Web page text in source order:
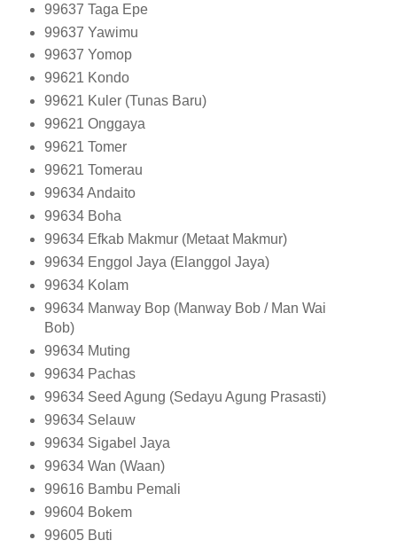
99637 Taga Epe
99637 Yawimu
99637 Yomop
99621 Kondo
99621 Kuler (Tunas Baru)
99621 Onggaya
99621 Tomer
99621 Tomerau
99634 Andaito
99634 Boha
99634 Efkab Makmur (Metaat Makmur)
99634 Enggol Jaya (Elanggol Jaya)
99634 Kolam
99634 Manway Bop (Manway Bob / Man Wai
Bob)
99634 Muting
99634 Pachas
99634 Seed Agung (Sedayu Agung Prasasti)
99634 Selauw
99634 Sigabel Jaya
99634 Wan (Waan)
99616 Bambu Pemali
99604 Bokem
99605 Buti